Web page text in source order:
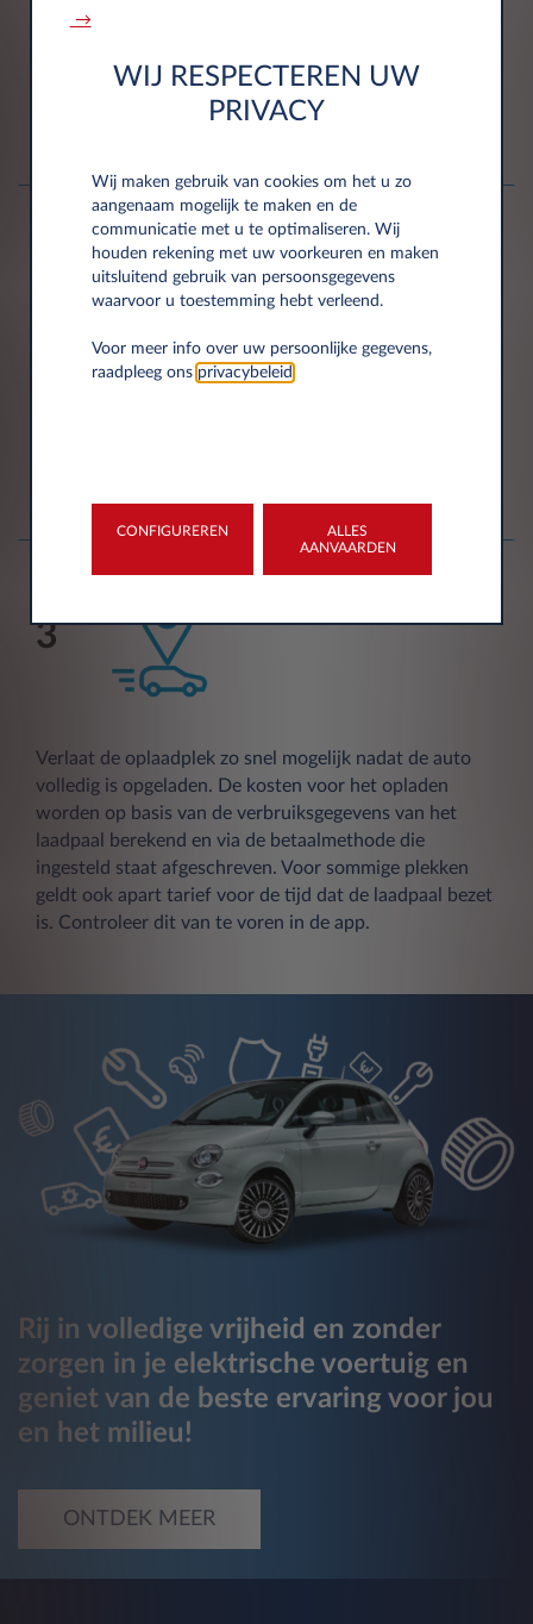
een profiel aanmaken en een betaalmethode koppelen.
met de laadpaal. Als je de kaart gebruikt, is het profiel
al automatisch ingesteld en is er geen
internetverbinding nodig om op te laden.
3
Verlaat de oplaadplek zo snel mogelijk nadat de auto
volledig is opgeladen. De kosten voor het opladen
worden op basis van de verbruiksgegevens van het
laadpaal berekend en via de betaalmethode die
ingesteld staat afgeschreven. Voor sommige plekken
geldt ook apart tarief voor de tijd dat de laadpaal bezet
is. Controleer dit van te voren in de app.
Rij in volledige vrijheid en zonder
zorgen in je elektrische voertuig en
geniet van de beste ervaring voor jou
en het milieu!
ONTDEK MEER
→
WIJ RESPECTEREN UW
PRIVACY
Wij maken gebruik van cookies om het u zo
aangenaam mogelijk te maken en de
communicatie met u te optimaliseren. Wij
houden rekening met uw voorkeuren en maken
uitsluitend gebruik van persoonsgegevens
waarvoor u toestemming hebt verleend.
Voor meer info over uw persoonlijke gegevens,
raadpleeg ons privacybeleid
CONFIGUREREN
ALLES
AANVAARDEN